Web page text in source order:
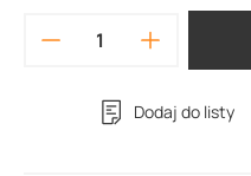
Dodaj do listy